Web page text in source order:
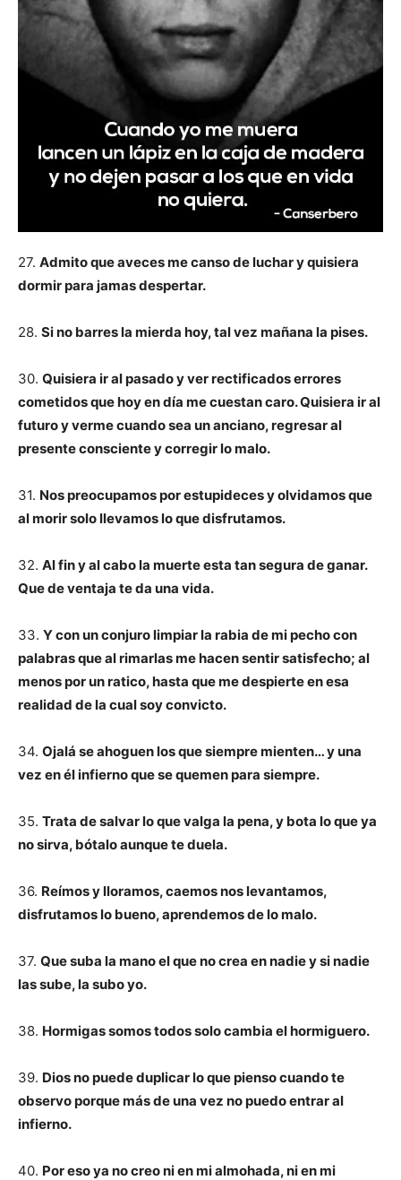
27. Admito que aveces me canso de luchar y quisiera
dormir para jamas despertar.
28. Si no barres la mierda hoy, tal vez mañana la pises.
30. Quisiera ir al pasado y ver rectificados errores
cometidos que hoy en día me cuestan caro. Quisiera ir al
futuro y verme cuando sea un anciano, regresar al
presente consciente y corregir lo malo.
31. Nos preocupamos por estupideces y olvidamos que
al morir solo llevamos lo que disfrutamos.
32. Al fin y al cabo la muerte esta tan segura de ganar.
Que de ventaja te da una vida.
33. Y con un conjuro limpiar la rabia de mi pecho con
palabras que al rimarlas me hacen sentir satisfecho; al
menos por un ratico, hasta que me despierte en esa
realidad de la cual soy convicto.
34. Ojalá se ahoguen los que siempre mienten… y una
vez en él infierno que se quemen para siempre.
35. Trata de salvar lo que valga la pena, y bota lo que ya
no sirva, bótalo aunque te duela.
36. Reímos y lloramos, caemos nos levantamos,
disfrutamos lo bueno, aprendemos de lo malo.
37. Que suba la mano el que no crea en nadie y si nadie
las sube, la subo yo.
38. Hormigas somos todos solo cambia el hormiguero.
39. Dios no puede duplicar lo que pienso cuando te
observo porque más de una vez no puedo entrar al
infierno.
40. Por eso ya no creo ni en mi almohada, ni en mi